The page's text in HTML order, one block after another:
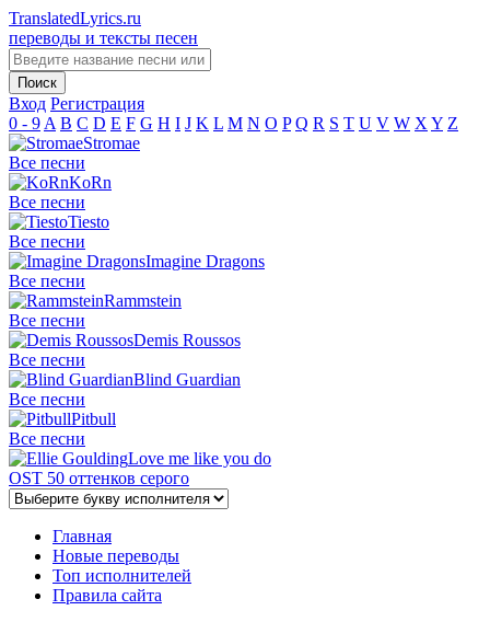
TranslatedLyrics.ru
переводы и тексты песен
Вход Регистрация
0 - 9 A B C D E F G H I J K L M N O P Q R S T U V W X Y Z
Stromae
Все песни
KoRn
Все песни
Tiesto
Все песни
Imagine Dragons
Все песни
Rammstein
Все песни
Demis Roussos
Все песни
Blind Guardian
Все песни
Pitbull
Все песни
Love me like you do
OST 50 оттенков серого
Главная
Новые переводы
Топ исполнителей
Правила сайта